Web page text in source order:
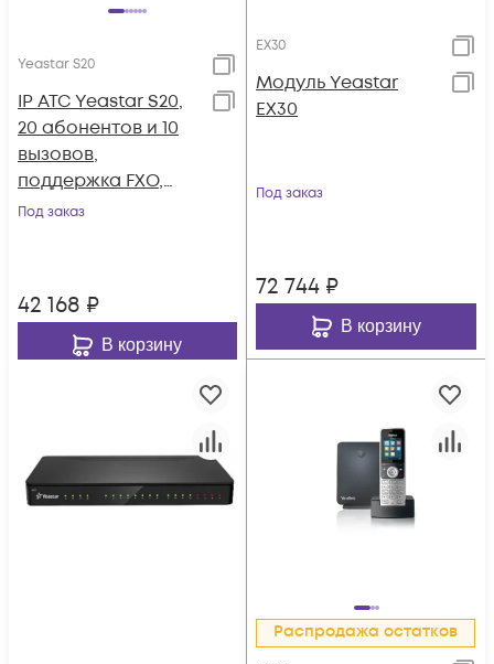
Yeastar S20
IP АТС Yeastar S20,
20 абонентов и 10
вызовов,
поддержка FXO,
FXS, GSM, BRI
Под заказ
42 168 ₽
В корзину
EX30
Модуль Yeastar
EX30
Под заказ
72 744 ₽
В корзину
Распродажа остатков